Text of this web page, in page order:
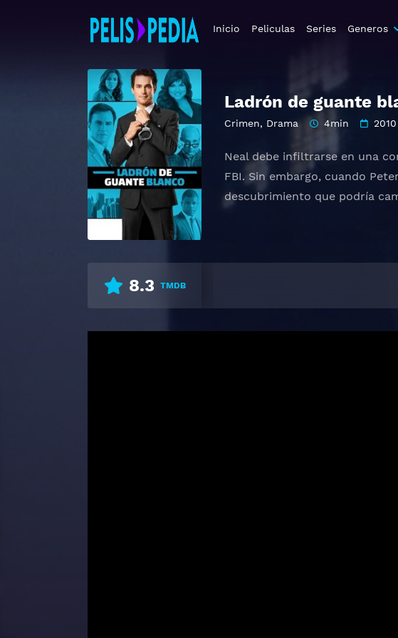
Inicio Peliculas Series Generos
Ladrón de guante
Crimen, Drama 4min 2010
Neal debe infiltrarse en una
FBI. Sin embargo, cuando
descubrimiento que podría
8.3 TMDB